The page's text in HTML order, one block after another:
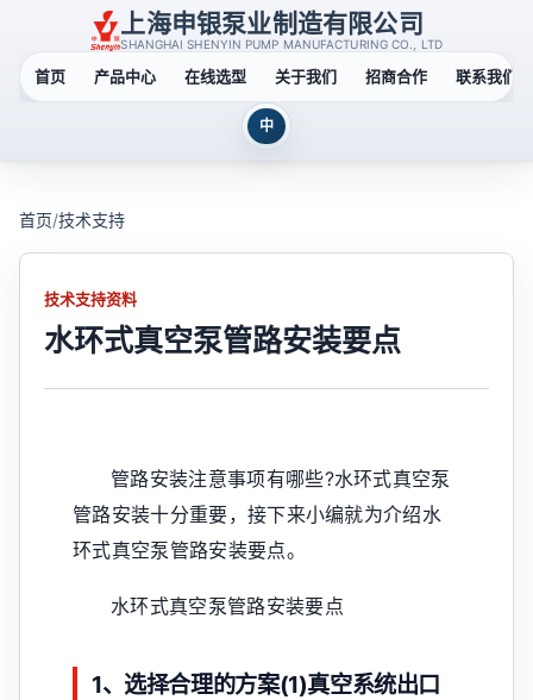
上海申银泵业制造有限公司
SHANGHAI SHENYIN PUMP MANUFACTURING CO., LTD
首页 产品中心 在线选型 关于我们 招商合作 联系我们
中
首页/技术支持
技术支持资料
水环式真空泵管路安装要点
管路安装注意事项有哪些?水环式真空泵
管路安装十分重要，接下来小编就为介绍水
环式真空泵管路安装要点。
水环式真空泵管路安装要点
1、选择合理的方案(1)真空系统出口